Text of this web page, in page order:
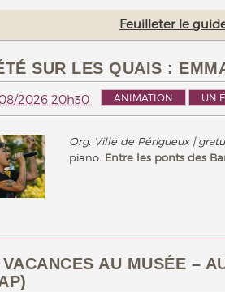
Feuilleter le
SUR LES QUAIS :
2026 20h30 ANIMATION UN
Org. Ville de Périgueux |
piano. Entre les ponts des
AU MUSÉE –